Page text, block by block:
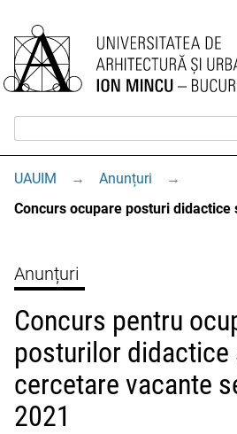
UAUIM → Anunțuri
→
Concurs ocupare posturi didactice
Anunțuri
Concurs pentru
posturilor didactice
cercetare vacante
2021